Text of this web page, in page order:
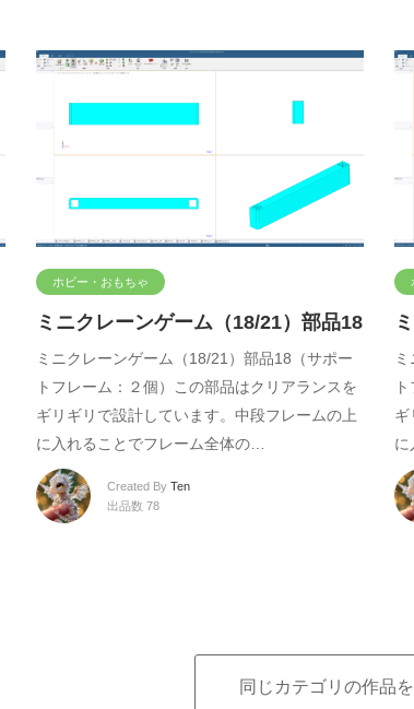
ホビー・おもちゃ
ミニクレーンゲーム（18/21）部品18
ミニクレーンゲーム（18/21）部品18（サポー
トフレーム：２個）この部品はクリアランスを
ギリギリで設計しています。中段フレームの上
に入れることでフレーム全体の…
Created By Ten
出品数 78
ギ
に
同じカテゴリの作品